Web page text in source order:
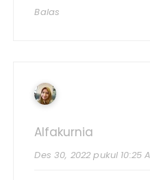
Balas
Alfakurnia
Des 30, 2022 pukul 10:25